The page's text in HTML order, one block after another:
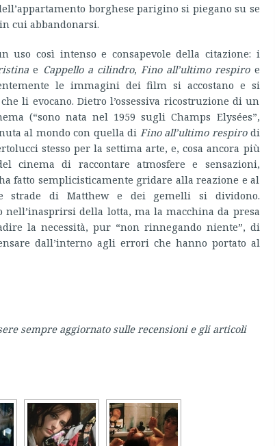
borghese parigino si piegano su se
cui abbandonarsi.
così intenso e consapevole della citazione: i
e Cappello a cilindro,Fino all’ultimo respiroe
le immagini dei film si accostano e si
li evocano. Dietro l’ossessiva ricostruzione di un
(“sono nata nel 1959 sugli Champs Elysées”,
al mondo con quella di Fino all’ultimo respirodi
stesso per la settima arte, e, cosa ancora più
cinema di raccontare atmosfere e sensazioni,
fatto semplicisticamente gridare alla reazione e al
strade di Matthew e dei gemelli si dividono.
della lotta, ma la macchina da presa
la necessità, pur “non rinnegando niente”, di
dall’interno agli errori che hanno portato al
sempre aggiornato sulle recensioni e gli articoli